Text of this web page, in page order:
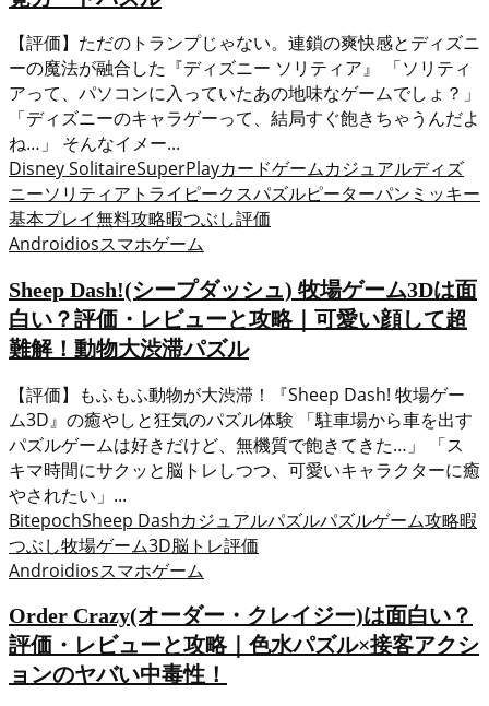
【評価】ただのトランプじゃない。連鎖の爽快感とディズニ
ーの魔法が融合した『ディズニー ソリティア』 「ソリティ
アって、パソコンに入っていたあの地味なゲームでしょ？」
「ディズニーのキャラゲーって、結局すぐ飽きちゃうんだよ
ね…」 そんなイメー...
Disney SolitaireSuperPlayカードゲームカジュアルディズ
ニーソリティア トライピークスパズルピーターパン ミッキー
基本プレイ無料攻略暇つぶし評価
Androidiosスマホゲーム
Sheep Dash!(シープダッシュ) 牧場ゲーム3Dは面
白い？評価・レビューと攻略｜可愛い顔して超
難解！動物大渋滞パズル
【評価】もふもふ動物が大渋滞！『Sheep Dash! 牧場ゲー
ム3D』の癒やしと狂気のパズル体験 「駐車場から車を出す
パズルゲームは好きだけど、無機質で飽きてきた…」 「ス
キマ時間にサクッと脳トレしつつ、可愛いキャラクターに癒
やされたい」...
BitepochSheep Dashカジュアルパズルパズルゲーム攻略暇
つぶし牧場ゲーム3D脳トレ評価
Androidiosスマホゲーム
Order Crazy(オーダー・クレイジー)は面白い？
評価・レビューと攻略｜色水パズル×接客アクシ
ョンのヤバい中毒性！